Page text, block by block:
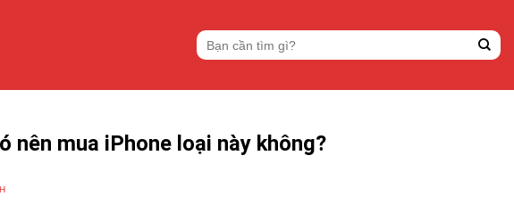
Tìm
kiếm:
nên mua iPhone loại này không?